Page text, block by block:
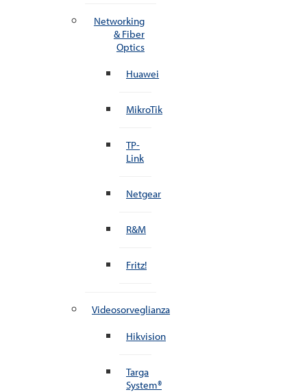
Networking
& Fiber
Optics
Huawei
MikroTik
TP-
Link
Netgear
R&M
Fritz!
Videosorveglianza
Hikvision
Targa
System®